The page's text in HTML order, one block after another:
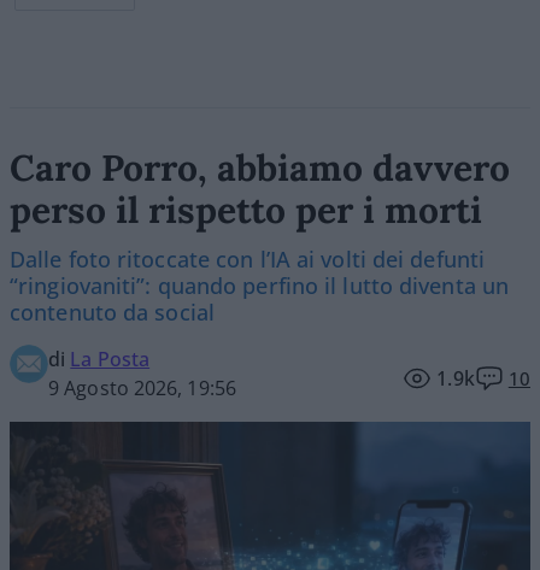
Caro Porro, abbiamo davvero
perso il rispetto per i morti
Dalle foto ritoccate con l’IA ai volti dei defunti
“ringiovaniti”: quando perfino il lutto diventa un
contenuto da social
di La Posta
9 Agosto 2026, 19:56
1.9k 10